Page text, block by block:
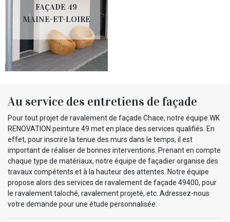
FAÇADE 49
MAINE-ET-LOIRE
Au service des entretiens de façade
Pour tout projet de ravalement de façade Chace, notre équipe WK
RENOVATION peinture 49 met en place des services qualifiés. En
effet, pour inscrire la tenue des murs dans le temps, il est
important de réaliser de bonnes interventions. Prenant en compte
chaque type de matériaux, notre équipe de façadier organise des
travaux compétents et à la hauteur des attentes. Notre équipe
propose alors des services de ravalement de façade 49400, pour
le ravalement taloché, ravalement projeté, etc. Adressez-nous
votre demande pour une étude personnalisée.